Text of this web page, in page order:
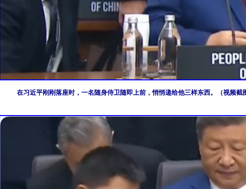
在习近平刚刚落座时，一名随身侍卫随即上前，悄悄递给他三样东西。（视频截